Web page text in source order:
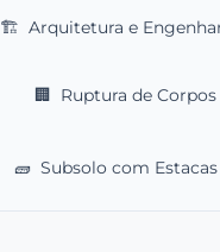
🏗️ Arquitetura e
🏢 Ruptura de
🧱 Subsolo com